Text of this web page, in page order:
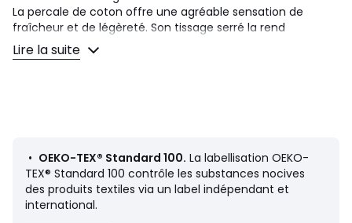
La percale de coton offre une agréable sensation de
fraîcheur et de légèreté. Son tissage serré la rend
particulièrement douce pour un confort premium. Une
matière mate, lisse et craquante qui s'assouplira au fil des
• 80 fils/cm² : plus le nombre de fils au cm² est élevé, plus
le tissage est de qualité
• Double bourdon placé sur le recto, unie au verso
• Rabat au pied
Lire la suite
• OEKO-TEX® Standard 100. La labellisation OEKO-
TEX® Standard 100 contrôle les substances nocives
des produits textiles via un label indépendant et
international.